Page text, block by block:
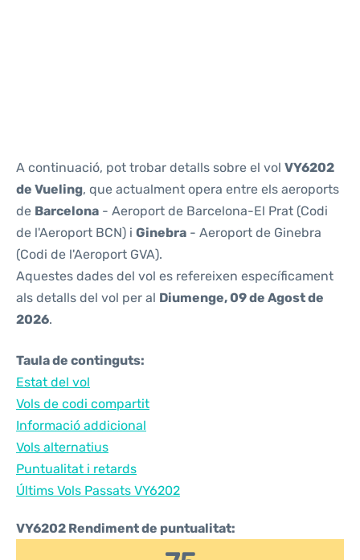
A continuació, pot trobar detalls sobre el vol VY6202
de Vueling, que actualment opera entre els aeroports
de Barcelona - Aeroport de Barcelona-El Prat (Codi
de l'Aeroport BCN) i Ginebra - Aeroport de Ginebra
(Codi de l'Aeroport GVA).
Aquestes dades del vol es refereixen específicament
als detalls del vol per al Diumenge, 09 de Agost de
2026.
Taula de continguts:
Estat del vol
Vols de codi compartit
Informació addicional
Vols alternatius
Puntualitat i retards
Últims Vols Passats VY6202
VY6202 Rendiment de puntualitat: